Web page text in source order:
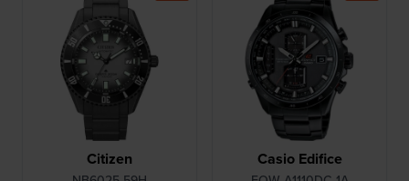
Citizen Casio Edifice